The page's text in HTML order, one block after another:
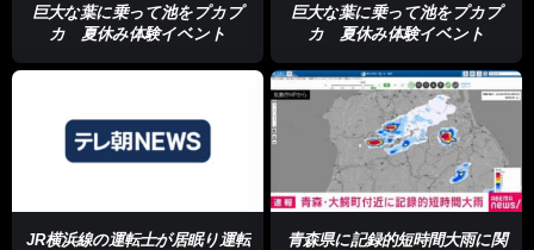
巨大な葉に乗って池をプカプ
カ 夏休み体験イベント
巨大な葉に乗って池をプカプ
カ 夏休み体験イベント
JR横浜線の運転士が居眠り運転
青森県に記録的短時間大雨に関